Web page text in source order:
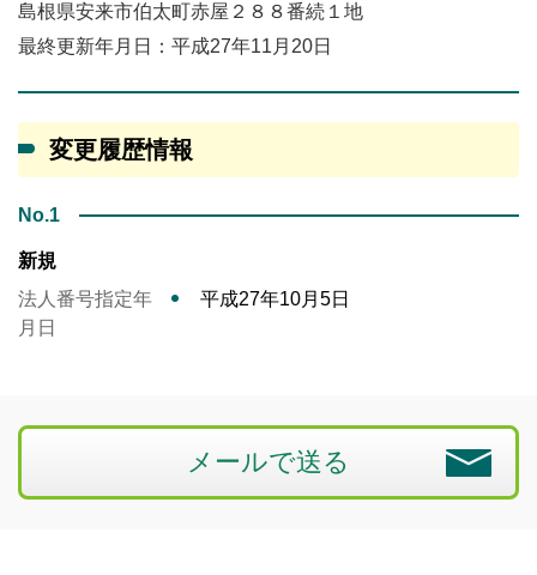
島根県安来市伯太町赤屋２８８番続１地
最終更新年月日：平成27年11月20日
変更履歴情報
No.1
新規
法人番号指定年
月日
平成27年10月5日
メールで送る